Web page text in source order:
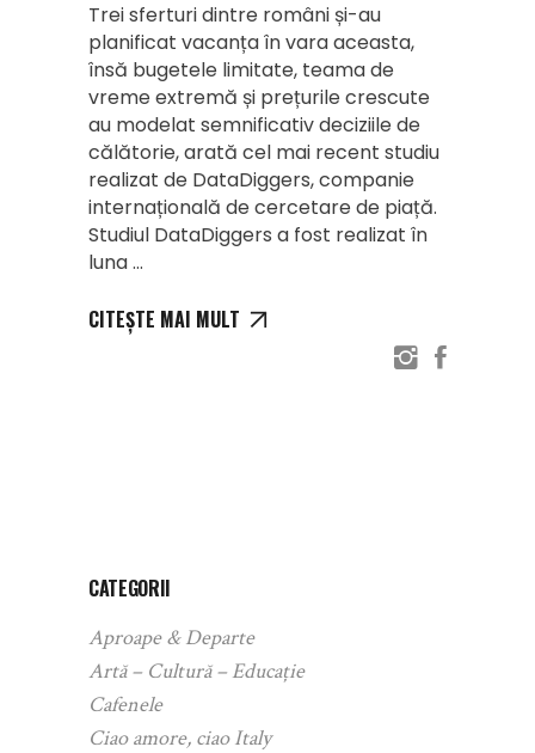
Trei sferturi dintre români și-au
planificat vacanța în vara aceasta,
însă bugetele limitate, teama de
vreme extremă și prețurile crescute
au modelat semnificativ deciziile de
călătorie, arată cel mai recent studiu
realizat de DataDiggers, companie
internațională de cercetare de piață.
Studiul DataDiggers a fost realizat în
luna
CITEȘTE MAI MULT
CATEGORII
Aproape & Departe
Artă – Cultură – Educație
Cafenele
Ciao amore, ciao Italy